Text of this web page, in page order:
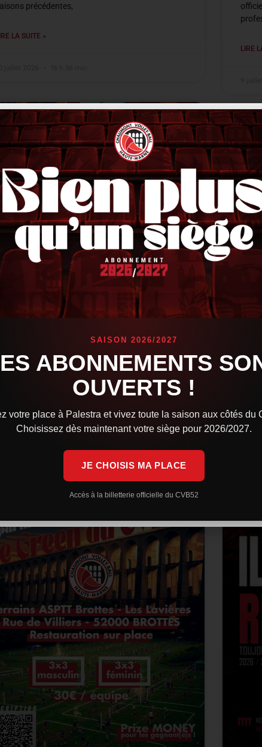
précédentes,
LA SUITE »
LIRE
ACTUALITÉS
en finale, Stetka en or,
Liberman en bronze
Lindqvist avec la Finlande a rendez-vous en finale
de l’European League, tandis que la République
et Martin Stetka sont sorti vainqueurs des
8 juillet 2026 9 h 59 min LIRE
SAISON 2026/2027
ABONNEMENTS
OUVERTS !
votre place à Palestra et vivez toute la saison aux côtés du
Choisissez dès maintenant votre siège pour 2026/2027.
JE CHOISIS MA PLACE
Accès à la billetterie officielle du CVB52